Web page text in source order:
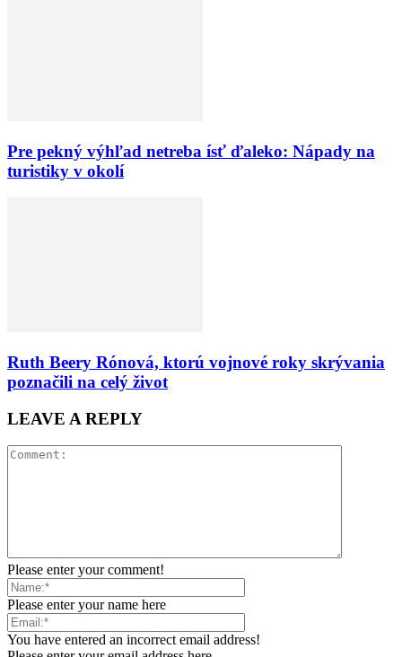
Pre pekný výhľad netreba ísť ďaleko: Nápady na
turistiky v okolí
Ruth Beery Rónová, ktorú vojnové roky skrývania
poznačili na celý život
LEAVE A REPLY
Please enter your comment!
Please enter your name here
You have entered an incorrect email address!